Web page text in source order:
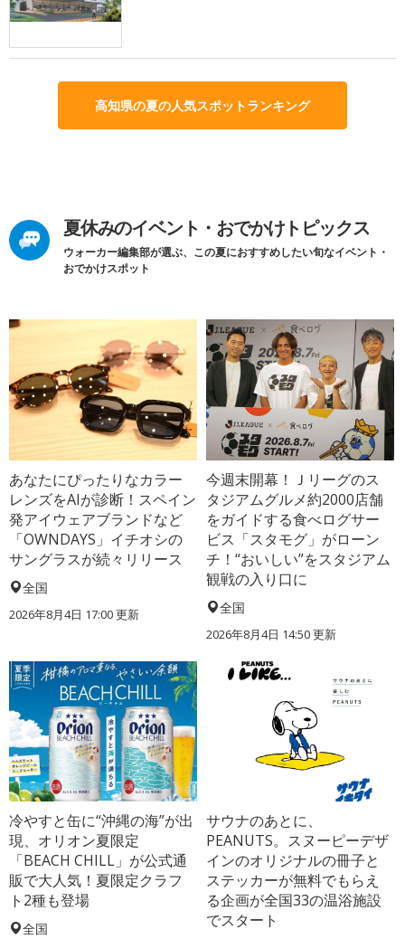
高知県の夏の人気スポットランキング
夏休みのイベント・おでかけトピックス
ウォーカー編集部が選ぶ、この夏におすすめしたい旬なイベント・
おでかけスポット
あなたにぴったりなカラー
レンズをAIが診断！スペイン
発アイウェアブランドなど
「OWNDAYS」イチオシの
サングラスが続々リリース
全国
2026年8月4日 17:00更新
今週末開幕！Ｊリーグのス
タジアムグルメ約2000店舗
をガイドする食べログサー
ビス「スタモグ」がローン
チ！“おいしい”をスタジアム
観戦の入り口に
全国
2026年8月4日 14:50更新
冷やすと缶に“沖縄の海”が出
現、オリオン夏限定
「BEACH CHILL」が公式通
販で大人気！夏限定クラフ
ト2種も登場
全国
サウナのあとに、
PEANUTS。スヌーピーデザ
インのオリジナルの冊子と
ステッカーが無料でもらえ
る企画が全国33の温浴施設
でスタート